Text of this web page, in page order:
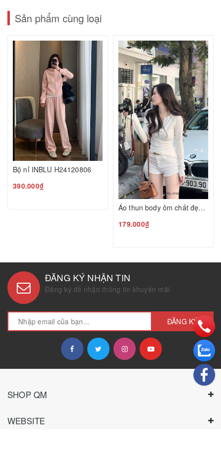
Sản phẩm cùng loại
Bộ nỉ INBLU H24120806
390.000₫
Áo thun body ôm chất đẹp N24120805
179.000₫
ĐĂNG KÝ NHẬN TIN
Đăng ký để nhận thông tin khuyến mãi
ĐĂNG KÝ
SHOP QM
WEBSITE